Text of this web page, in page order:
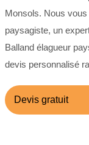
Monsols. Nous
paysagiste, un
Balland élagueur
devis personnalisé
Devis gratuit